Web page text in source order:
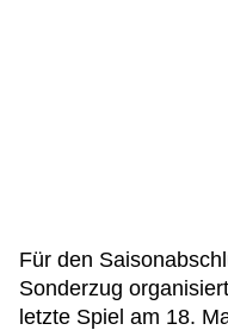
Für den
Sonderzug
letzte Spiel am 18.